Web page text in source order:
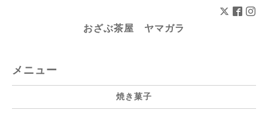
おざぶ茶屋 ヤマガラ
メニュー
焼き菓子